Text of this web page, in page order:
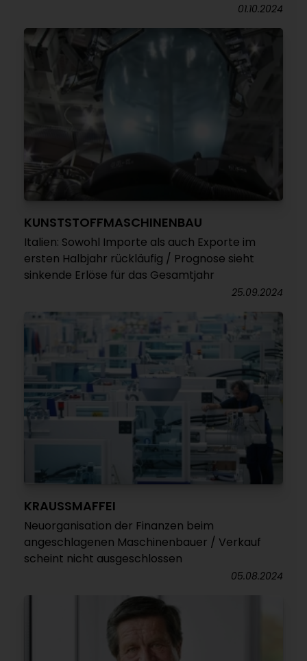
01.10.2024
KUNSTSTOFFMASCHINENBAU
Italien: Sowohl Importe als auch Exporte im
ersten Halbjahr rückläufig / Prognose sieht
sinkende Erlöse für das Gesamtjahr
25.09.2024
KRAUSSMAFFEI
Neuorganisation der Finanzen beim
angeschlagenen Maschinenbauer / Verkauf
scheint nicht ausgeschlossen
05.08.2024